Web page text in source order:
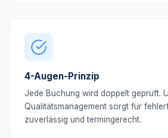
4-Augen-Prinzip
Jede Buchung wird doppelt geprüft.
Qualitätsmanagement sorgt für
zuverlässig und termingerecht.